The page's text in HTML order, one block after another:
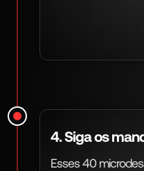
4. Siga os
Esses 40